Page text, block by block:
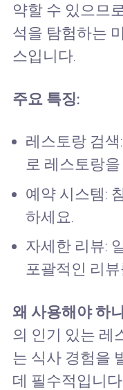
약할 수 있으므
석을 탐험하는
스입니다.
주요 특징:
레스토랑 검
로 레스토랑
예약 시스템:
하세요.
자세한 리뷰:
포괄적인 리
왜 사용해야 하
의 인기 있는 레
는 식사 경험을
데 필수적입니다.